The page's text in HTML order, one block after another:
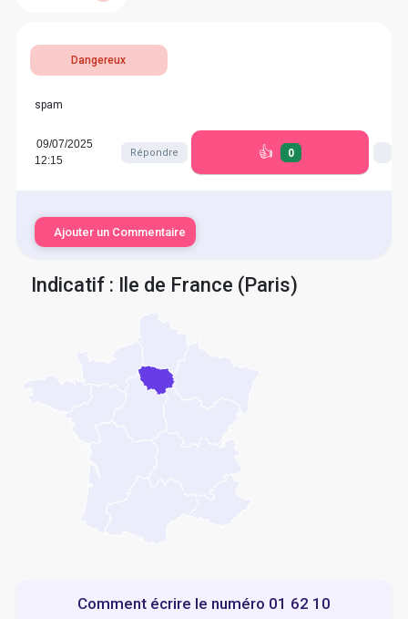
Dangereux
spam
09/07/2025
12:15
Répondre 👍 0
Ajouter un Commentaire
Indicatif : Ile de France (Paris)
Comment écrire le numéro 01 62 10